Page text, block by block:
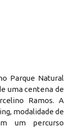
Parque Natural
uma centena de
Ramos. A
modalidade de
um percurso